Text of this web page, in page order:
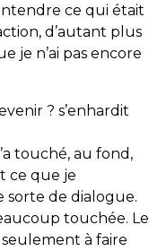
ce qui était
d’autant plus
je n’ai pas encore
? s’enhardit
touché, au fond,
ce que je
sorte de dialogue.
touchée. Le
à faire